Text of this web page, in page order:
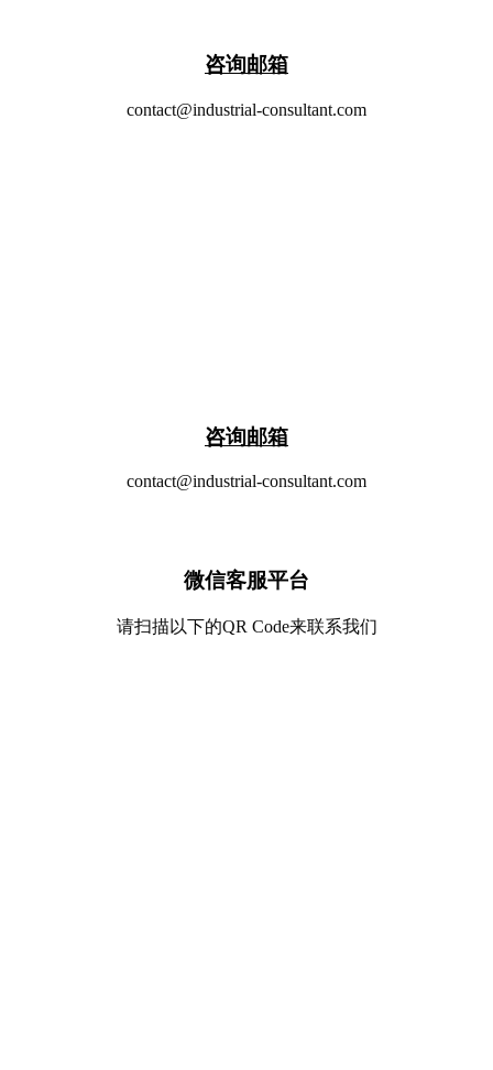
​咨询邮箱
contact@industrial-consultant.com
​咨询邮箱
contact@industrial-consultant.com
微信客服平台
请扫描以下的QR Code来联系我们